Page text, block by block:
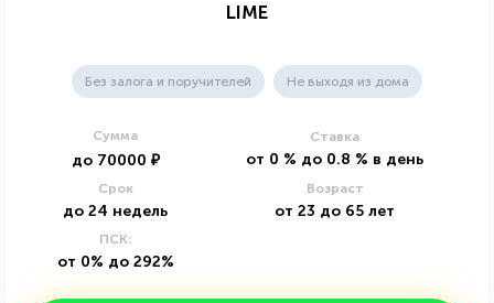
LIME
Без залога и поручителей Не выходя из дома
Сумма
до 70000 ₽
Ставка
от 0 % до 0.8 % в день
Срок
до 24 недель
Возраст
от 23 до 65 лет
ПСК:
от 0% до 292%